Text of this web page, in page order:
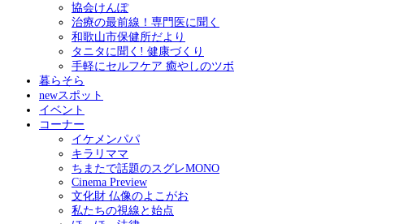
協会けんぽ
治療の最前線！専門医に聞く
和歌山市保健所だより
タニタに聞く! 健康づくり
手軽にセルフケア 癒やしのツボ
暮らそら
newスポット
イベント
コーナー
イケメンパパ
キラリママ
ちまたで話題のスグレMONO
Cinema Preview
文化財 仏像のよこがお
私たちの視線と始点